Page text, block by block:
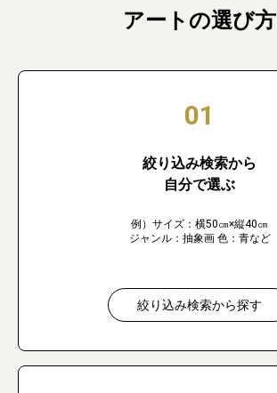
アートの選び方
01
絞り込み検索から
自分で選ぶ
例）サイズ：横50㎝×縦40㎝
ジャンル：抽象画 色：青など
絞り込み検索から探す